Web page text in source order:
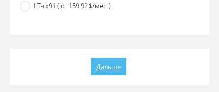
LT-cx91 ( от 159.92 $/мес. )